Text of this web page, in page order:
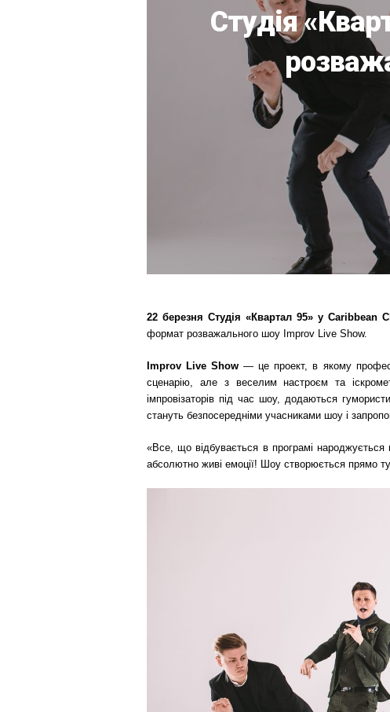
Студія
22 березня Студія «Квартал 95» у Caribbean
формат розважального шоу Improv Live Show.
Improv Live Show — це проект, в якому
сценарію, але з веселим настроєм та
імпровізаторів під час шоу, додаються
стануть безпосередніми учасниками шоу і
«Все, що відбувається в програмі
абсолютно живі емоції! Шоу створюється прямо